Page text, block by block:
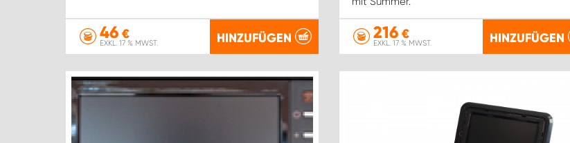
46 €
EXKL. 17 % MWST. HINZUFÜGEN 216€
EXKL. 17 % MWST. HINZUFÜGEN